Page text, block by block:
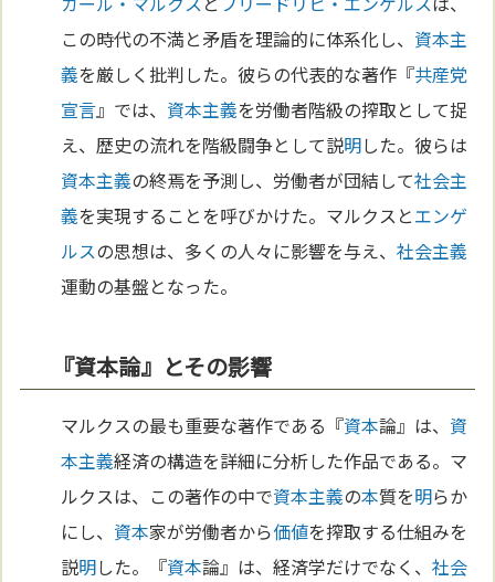
この時代の不満と矛盾を理論的に体系化し、 資本主
義を厳しく批判した。彼らの代表的な著作『共産党
宣言』では、 資本主義を労働者階級の搾取として捉
え、歴史の流れを階級闘争として説明した。彼らは
資本主義の終焉を予測し、労働者が団結して社会主
義を実現することを呼びかけた。マルクスとエンゲ
ルスの思想は、多くの人々に影響を与え、社会主義
運動の基盤となった。
『資本論』とその影響
マルクスの最も重要な著作である『資本論』は、 資
本主義経済の構造を詳細に分析した作品である。マ
ルクスは、この著作の中で資本主義の本質を明らか
にし、 資本家が労働者から価値を搾取する仕組みを
説明した。『資本論』は、経済学だけでなく、社会